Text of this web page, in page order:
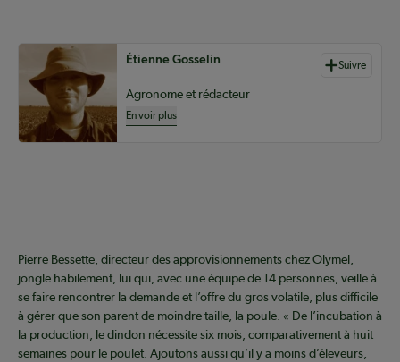
Auteurs de contenu
Étienne Gosselin Suivre
Agronome et rédacteur
En voir plus
Pierre Bessette, directeur des approvisionnements chez Olymel,
jongle habilement, lui qui, avec une équipe de 14 personnes, veille à
se faire rencontrer la demande et l’offre du gros volatile, plus difficile
à gérer que son parent de moindre taille, la poule. « De l’incubation à
la production, le dindon nécessite six mois, comparativement à huit
semaines pour le poulet. Ajoutons aussi qu’il y a moins d’éleveurs,